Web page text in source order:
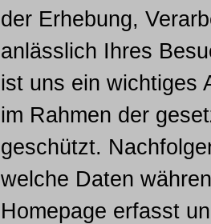
der Erhebung,
anlässlich Ihres
ist uns ein wichtiges
im Rahmen der
geschützt.
welche Daten
Homepage erfasst